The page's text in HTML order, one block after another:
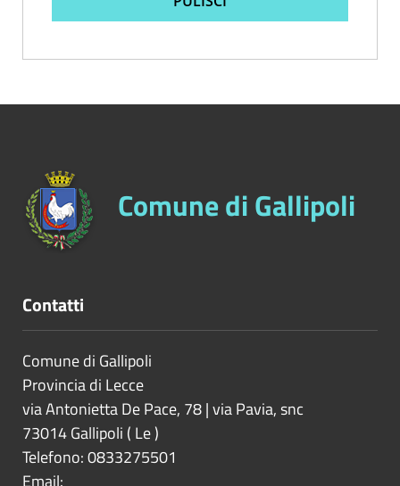
Comune di Gallipoli
Contatti
Comune di Gallipoli
Provincia di Lecce
via Antonietta De Pace, 78 | via Pavia, snc
73014Gallipoli ( Le)
Telefono: 0833275501
Email: